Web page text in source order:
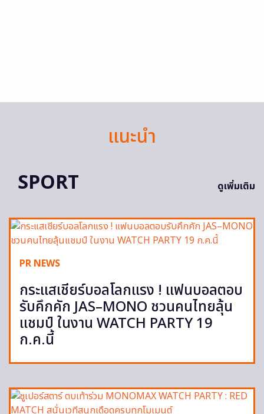
แนะนำ
SPORT
ดูเพิ่มเติม
PR NEWS
กระแสเชียร์บอลโลกแรง ! แฟนบอลตอบ
รับคึกคัก JAS–MONO ชวนคนไทยลุ้น
แชมป์ ในงาน WATCH PARTY 19
ก.ค.นี้